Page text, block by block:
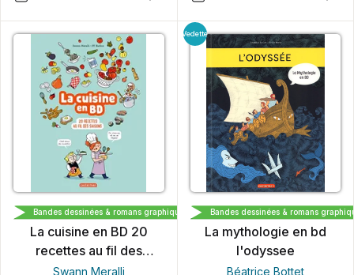
CASTERMAN
La cuisine en BD 20
recettes au fil des
saisons
Swann Meralli
Bandes dessinées & romans graphiques
Vedette
CASTERMAN
La mythologie en bd
l'odyssee
Béatrice Bottet
Bandes dessinées & romans